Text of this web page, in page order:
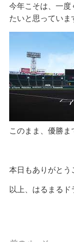
今年こそは、一度
たいと思っていま
このまま、優勝ま
本日もありがとう
以上、はるまるド